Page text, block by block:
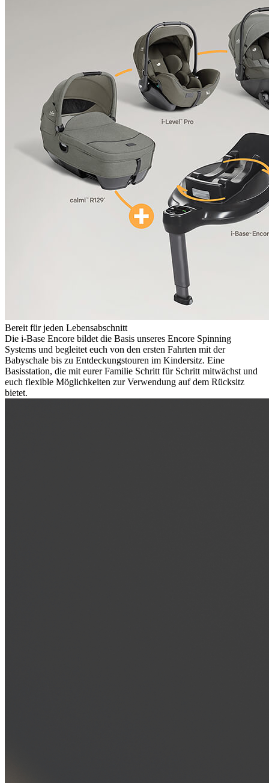
Bereit für jeden Lebensabschnitt
Die i-Base Encore bildet die Basis unseres Encore Spinning
Systems und begleitet euch von den ersten Fahrten mit der
Babyschale bis zu Entdeckungstouren im Kindersitz. Eine
Basisstation, die mit eurer Familie Schritt für Schritt mitwächst und
euch flexible Möglichkeiten zur Verwendung auf dem Rücksitz
bietet.